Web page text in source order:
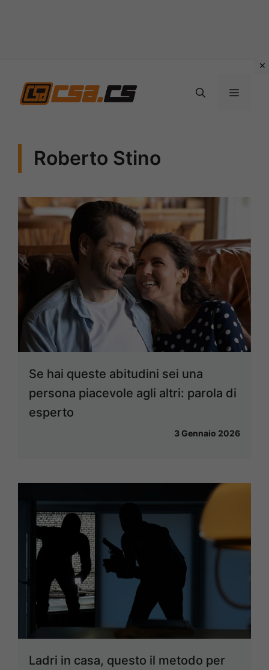
contenuto
MENU
Roberto Stino
Se hai queste abitudini sei una
persona piacevole agli altri: parola di
esperto
3 Gennaio 2026
Ladri in casa, questo il metodo per